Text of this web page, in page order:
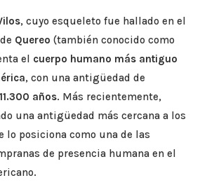
, cuyo esqueleto fue hallado en el
Quereo (también conocido como
el cuerpo humano más antiguo
, con una antigüedad de
11.300 años. Más recientemente,
una antigüedad más cercana a los
lo posiciona como una de las
de presencia humana en el